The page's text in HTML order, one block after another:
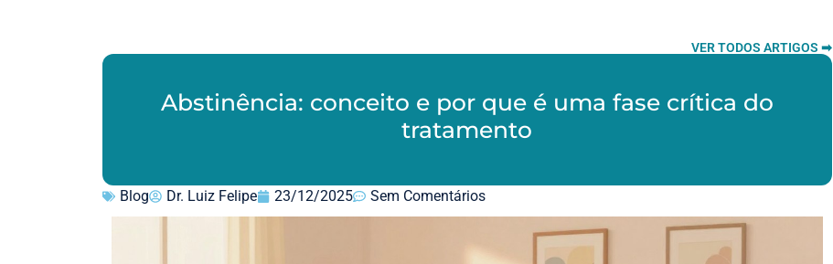
VER TODOS ARTIGOS ➡
Abstinência: conceito e por que é uma fase crítica do
tratamento
Blog Dr. Luiz Felipe 23/12/2025 Sem Comentários